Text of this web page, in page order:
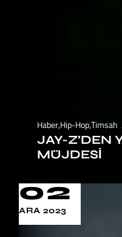
Haber,Hip-Hop,Timsah
JAY-Z’DEN
MÜJDESI
02
ARA 2023